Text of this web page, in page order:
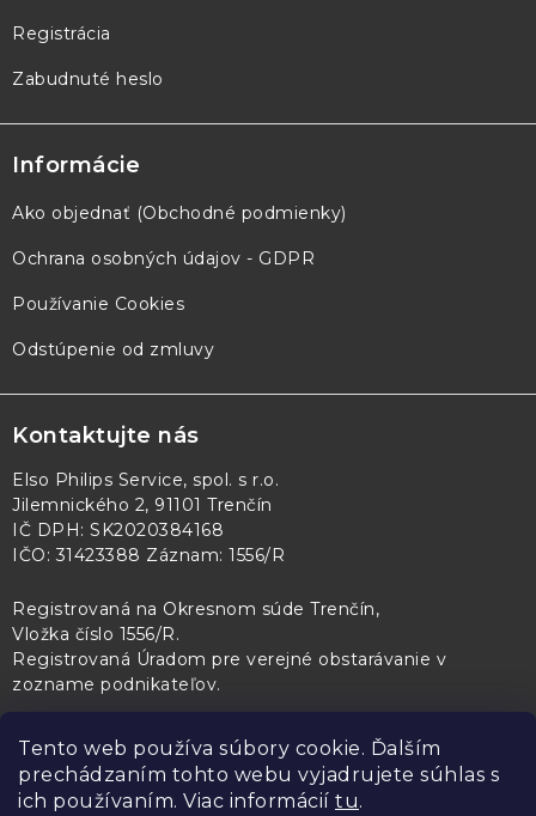
Tento web používa súbory cookie. Ďalším
prechádzaním tohto webu vyjadrujete súhlas s
ich používaním. Viac informácií tu.
Registrácia
Zabudnuté heslo
Informácie
Ako objednať (Obchodné podmienky)
Ochrana osobných údajov - GDPR
Používanie Cookies
Odstúpenie od zmluvy
Kontaktujte nás
Elso Philips Service, spol. s r.o.
Jilemnického 2, 91101 Trenčín
IČ DPH: SK2020384168
IČO: 31423388 Záznam: 1556/R
Registrovaná na Okresnom súde Trenčín,
Vložka číslo 1556/R.
Registrovaná Úradom pre verejné obstarávanie v
zozname podnikateľov.
PL Servis Kontroltech Technický skúšobný ústav Piešťany